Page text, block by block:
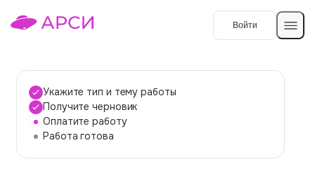
Войти
Темы работ
О сервисе
Укажите тип и тему работы
Получите черновик
Оплатите работу
Работа готова